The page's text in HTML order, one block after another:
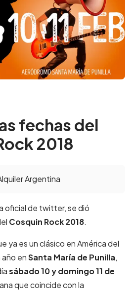
fechas del
2018
Argentina
oficial de twitter, se dió
Cosquin Rock 2018.
ya es un clásico en América del
año enSanta María de Punilla,
sábado 10 y domingo 11 de
que coincide con la